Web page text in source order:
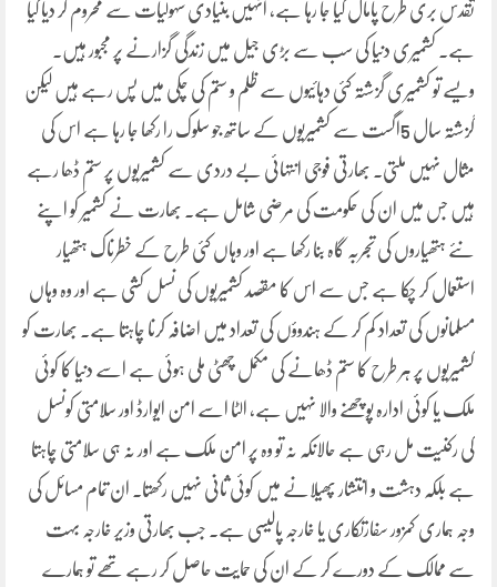
تقدس بری طرح پامال کیا جا رہا ہے، انہیں بنیادی سہولیات سے محروم کر دیا گیا
ہے۔ کشمیری دنیا کی سب سے بڑی جیل میں زندگی گزارنے پر مجبور ہیں۔
ویسے تو کشمیری گزشتہ کئی دہائیوں سے ظلم و ستم کی چکی میں پس رہے ہیں لیکن
گزشتہ سال 5اگست سے کشمیریوں کے ساتھ جو سلوک را رکھا جا رہا ہے اس کی
مثال نہیں ملتی۔ بھارتی فوجی انتہائی بے دردی سے کشمیریوں پر ستم ڈھا رہے
ہیں جس میں ان کی حکومت کی مرضی شامل ہے۔ بھارت نے کشمیر کو اپنے
نئے ہتھیاروں کی تجربہ گاہ بنا رکھا ہے اور وہاں کئی طرح کے خطرناک ہتھیار
استعمال کر چکا ہے جس سے اس کا مقصد کشمیریوں کی نسل کشی ہے اور وہ وہاں
مسلمانوں کی تعداد کم کر کے ہندوؤں کی تعداد میں اضافہ کرنا چاہتا ہے۔ بھارت کو
کشمیریوں پر ہر طرح کا ستم ڈھانے کی مکمل چھٹی ملی ہوئی ہے اسے دنیا کا کوئی
ملک یا کوئی ادارہ پوچھنے والا نہیں ہے، الٹا اسے امن ایوارڈ اور سلامتی کونسل
کی رکنیت مل رہی ہے حالانکہ نہ تو وہ پر امن ملک ہے اور نہ ہی سلامتی چاہتا
ہے بلکہ دہشت و انتشار پھیلانے میں کوئی ثانی نہیں رکھتا۔ ان تمام مسائل کی
وجہ ہماری کمزور سفارتکاری یا خارجہ پالیسی ہے۔ جب بھارتی وزیر خارجہ بہت
سے ممالک کے دورے کر کے ان کی حمایت حاصل کر رہے تھے تو ہمارے